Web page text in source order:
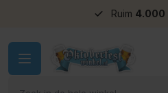
Ruim 4.000